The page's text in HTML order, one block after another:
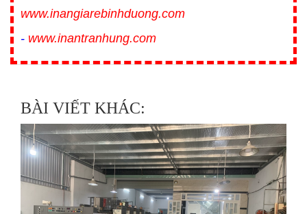
www.inangiarebinhduong.com
- www.inantranhung.com
BÀI VIẾT KHÁC: